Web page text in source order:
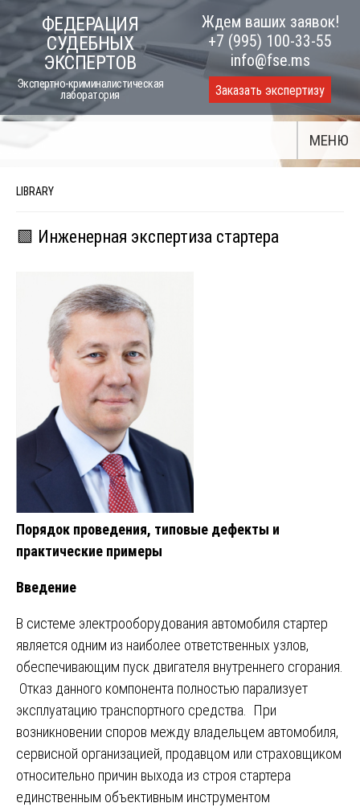
to
content
ФЕДЕРАЦИЯ
СУДЕБНЫХ
ЭКСПЕРТОВ
Экспертно-криминалистическая
лаборатория
Ждем ваших заявок!
+7 (995) 100-33-55
info@fse.ms
Заказать экспертизу
МЕНЮ
LIBRARY
🟩 Инженерная экспертиза стартера
Порядок проведения, типовые дефекты и
практические примеры
Введение
В системе электрооборудования автомобиля стартер
является одним из наиболее ответственных узлов,
обеспечивающим пуск двигателя внутреннего сгорания.
Отказ данного компонента полностью парализует
эксплуатацию транспортного средства. При
возникновении споров между владельцем автомобиля,
сервисной организацией, продавцом или страховщиком
относительно причин выхода из строя стартера
единственным объективным инструментом